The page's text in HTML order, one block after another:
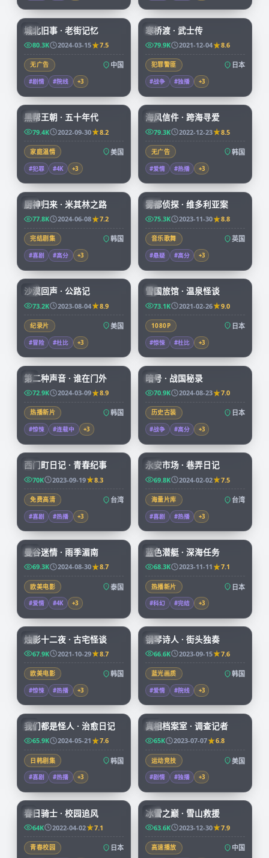
CN
99:17
城北旧事 · 老街记忆
80.3K 2024-03-15 7.5
无广告 中国
#剧情 #院线 +3
JP
99:29
寒桥渡 · 武士传
79.9K 2021-12-04 8.6
犯罪警匪 日本
#战争 #独播 +3
CN
黑帮王朝 · 五十年代
79.4K 2022-09-30 8.2
家庭温情 美国
#犯罪 #4K +3
KR
海风信件 · 跨海寻爱
79.3K 2022-12-23 8.5
无广告 韩国
#爱情 #热播 +3
KR
58:31
厨神归来 · 米其林之路
77.8K 2024-06-08 7.2
完结剧集 韩国
#喜剧 #高分 +3
CN
68:22
雾都侦探 · 维多利亚案
75.3K 2023-11-30 8.8
音乐歌舞 英国
#悬疑 #高分 +3
CN
沙漠回声 · 公路记
73.2K 2023-08-04 8.9
纪录片 美国
#冒险 #杜比 +3
JP
雪国旅馆 · 温泉怪谈
73.1K 2021-02-26 9.0
1080P 日本
#惊悚 #杜比 +3
KR
72:34
第二种声音 · 谁在门外
72.9K 2024-03-09 8.9
热播新片 韩国
#惊悚 #连载中 +3
JP
99:04
暗号 · 战国秘录
70.9K 2024-08-23 7.0
历史古装 日本
#战争 #高分 +3
TW
西门町日记 · 青春纪事
70K 2023-09-19 8.3
免费高清 台湾
#喜剧 #热播 +3
TW
永安市场 · 巷弄日记
69.8K 2024-02-02 7.5
海量片库 台湾
#喜剧 #热播 +3
CN
99:03
曼谷迷情 · 雨季湄南
69.3K 2024-08-30 8.7
欧美电影 泰国
#爱情 #4K +3
JP
45:53
蓝色潜艇 · 深海任务
68.3K 2023-11-11 7.1
热播新片 日本
#科幻 #完结 +3
KR
烛影十二夜 · 古宅怪谈
67.9K 2021-10-29 8.7
欧美电影 韩国
#惊悚 #热播 +3
KR
钢琴诗人 · 街头独奏
66.6K 2023-09-15 7.6
蓝光画质 韩国
#爱情 #院线 +3
KR
66:08
我们都是怪人 · 治愈日记
65.9K 2024-05-21 7.6
日韩剧集 韩国
#喜剧 #热播 +3
CN
50:05
真相档案室 · 调查记者
65K 2023-07-07 6.8
运动竞技 美国
#剧情 #独播 +3
JP
73:38
春日骑士 · 校园追风
64K 2022-04-02 7.1
青春校园 日本
CN
冰雪之巅 · 雪山救援
63.6K 2023-12-30 7.9
高速播放 中国